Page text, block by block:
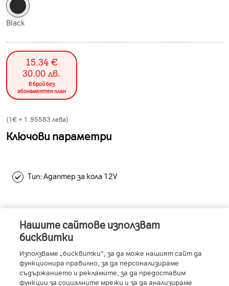
Black
15.34 €
30.00 лв.
в брой без
абонаментен план
(1€ = 1.95583 лева)
Ключови параметри
Тип: Адаптер за кола 12V
Информация за устройството
Характеристики
Нашите сайтове използват
бисквитки
Използваме „бисквитки“, за да може нашият сайт да
функционира правилно, за да персонализираме
съдържанието и рекламите, за да предоставим
функции за социалните мрежи и за да анализираме